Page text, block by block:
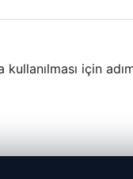
kullanılması için